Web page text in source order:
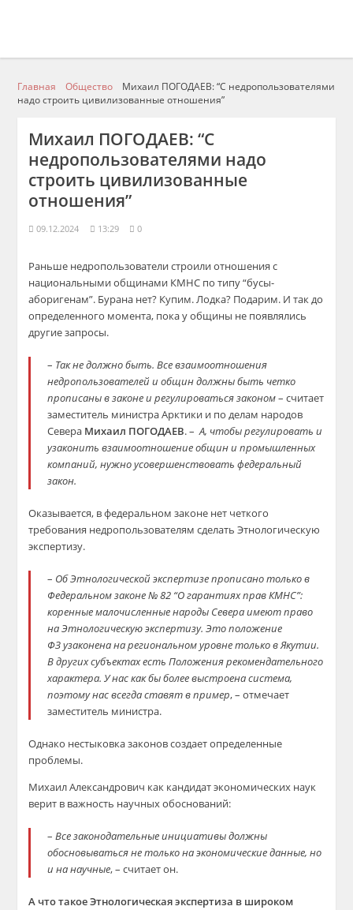
Главная Общество
Михаил ПОГОДАЕВ: “С недропользователями
надо строить цивилизованные отношения”
Михаил ПОГОДАЕВ: “С
недропользователями надо
строить цивилизованные
отношения”
09.12.2024 13:29 0
Раньше недропользователистроили отношения с
национальными общинами КМНС по типу “бусы-
аборигенам”. Бурана нет? Купим. Лодка? Подарим. И так до
определенного момента, пока у общины не появлялись
другие запросы.
– Так не должно быть.Все взаимоотношения
недропользователей и общин должны быть четко
прописаны взаконе и регулироваться законом– считает
заместитель министра Арктики и по делам народов
Севера Михаил ПОГОДАЕВ. –А, чтобы регулироватьи
узаконить взаимоотношение общин и промышленных
компаний, нужно усовершенствовать федеральный
закон.
Оказывается, в федеральном законе нет четкого
требования недропользователям сделать Этнологическую
экспертизу.
– Об Этнологической экспертизе прописано только в
Федеральном законе№82 “О гарантиях прав КМНС”:
коренные малочисленные народы Севера имеют право
на Этнологическую экспертизу. Это положение
ФЗузаконена на региональном уровне только в Якутии.
В других субъектах есть Положения рекомендательного
характера. У нас как бы более выстроена система,
поэтому нас всегда ставят в пример, – отмечает
заместитель министра.
Однако нестыковка законов создает определенные
проблемы.
Михаил Александрович как кандидат экономических наук
верит в важность научных обоснований:
– Все законодательные инициативы должны
обосновываться не только на экономические данные, но
и на научные, – считает он.
А что такое Этнологическая экспертиза в широком